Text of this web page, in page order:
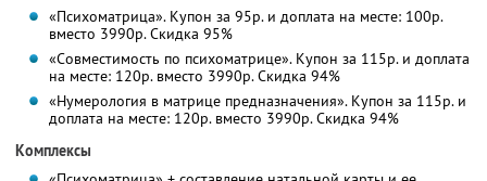
«Психоматрица». Купон за 95р. и доплата на месте: 100р.
вместо 3990р. Скидка 95%
«Совместимость по психоматрице». Купон за 115р. и доплата
на месте: 120р. вместо 3990р. Скидка 94%
«Нумерология в матрице предназначения». Купон за 115р. и
доплата на месте: 120р. вместо 3990р. Скидка 94%
Комплексы